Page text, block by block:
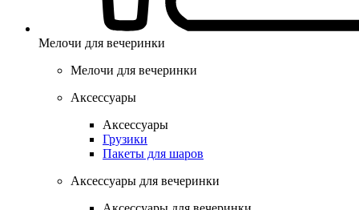
Мелочи для вечеринки
Мелочи для вечеринки
Аксессуары
Аксессуары
Грузики
Пакеты для шаров
Аксессуары для вечеринки